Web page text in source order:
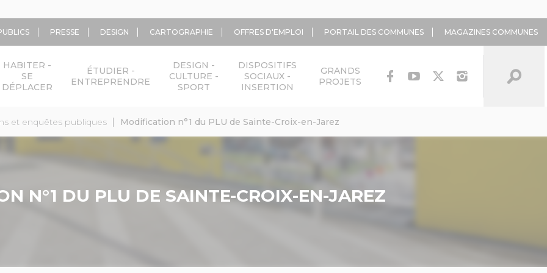
PRESSE DESIGN CARTOGRAPHIE OFFRES D'EMPLOI PORTAIL DES COMMUNES MAGAZINES COMMUNES
HABITER -
SE
DÉPLACER
ÉTUDIER -
ENTREPRENDRE
DESIGN -
CULTURE -
SPORT
DISPOSITIFS
SOCIAUX -
INSERTION
GRANDS
PROJETS
et enquêtes publiques Modification n°1 du PLU de Sainte-Croix-en-Jarez
N°1 DU PLU DE SAINTE-CROIX-EN-JAREZ